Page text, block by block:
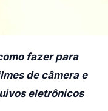
fazer para
de câmera e
eletrônicos